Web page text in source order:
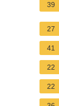
39
27
41
22
22